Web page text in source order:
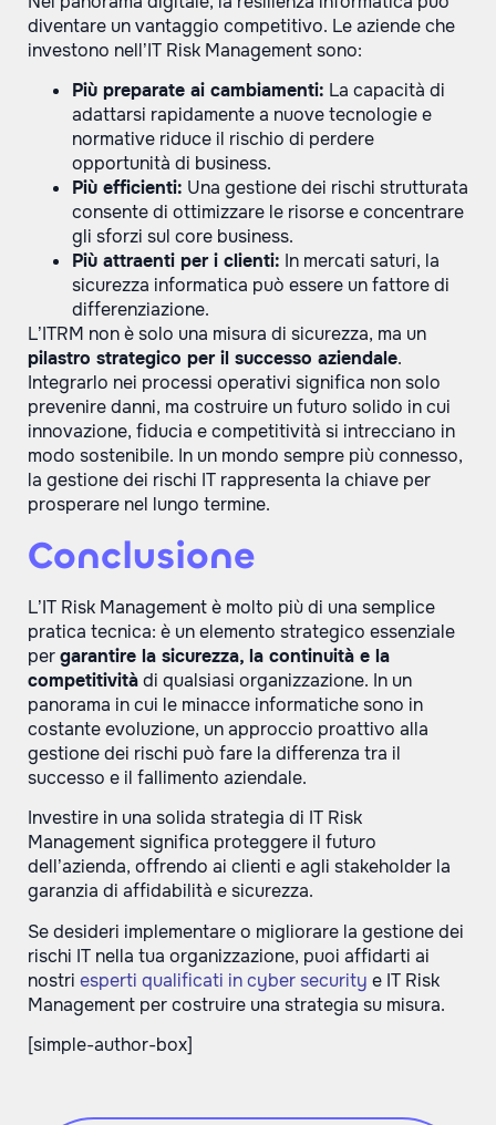
diventare un vantaggio competitivo. Le aziende che
investono nell’IT Risk Management sono:
Più preparate ai cambiamenti: La capacità di
adattarsi rapidamente a nuove tecnologie e
normative riduce il rischio di perdere
opportunità di business.
Più efficienti: Una gestione dei rischi strutturata
consente di ottimizzare le risorse e concentrare
gli sforzi sul core business.
Più attraenti per i clienti: In mercati saturi, la
sicurezza informatica può essere un fattore di
differenziazione.
L’ITRM non è solo una misura di sicurezza, ma un
pilastro strategico per il successo aziendale.
Integrarlo nei processi operativi significa non solo
prevenire danni, ma costruire un futuro solido in cui
innovazione, fiducia e competitività si intrecciano in
modo sostenibile. In un mondo sempre più connesso,
la gestione dei rischi IT rappresenta la chiave per
prosperare nel lungo termine.
Conclusione
L’IT Risk Management è molto più di una semplice
pratica tecnica: è un elemento strategico essenziale
pergarantire la sicurezza, la continuità e la
competitivitàdi qualsiasi organizzazione. In un
panorama in cui le minacce informatiche sono in
costante evoluzione, un approccio proattivo alla
gestione dei rischi può fare la differenza tra il
successo e il fallimento aziendale.
Investire in una solida strategia di IT Risk
Management significa proteggere il futuro
dell’azienda, offrendo ai clienti e agli stakeholder la
garanzia di affidabilità e sicurezza.
Se desideri implementare o migliorare la gestione dei
rischi IT nella tua organizzazione, puoi affidarti ai
nostri esperti qualificati in cyber security e IT Risk
Management per costruire una strategia su misura.
[simple-author-box]